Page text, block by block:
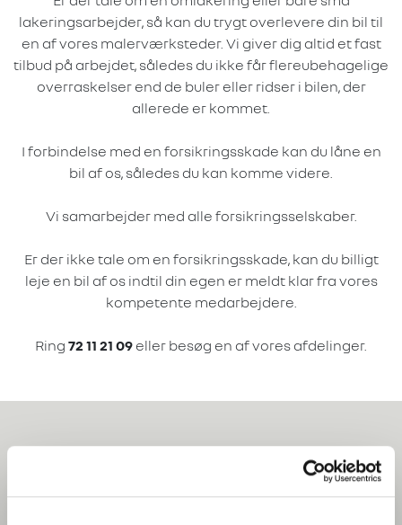
lakeringsarbejder, så kan du trygt overlevere din bil til
en af vores malerværksteder. Vi giver dig altid et fast
tilbud på arbejdet, således du ikke får flereubehagelige
overraskelser end de buler eller ridser i bilen, der
allerede er kommet.
I forbindelse med en forsikringsskade kan du låne en
bil af os, således du kan komme videre.
Vi samarbejder med alle forsikringsselskaber.
Er der ikke tale om en forsikringsskade, kan du billigt
leje en bil af os indtil din egen er meldt klar fra vores
kompetente medarbejdere.
Ring 72 11 21 09 eller besøg en af vores afdelinger.
Kontakt os